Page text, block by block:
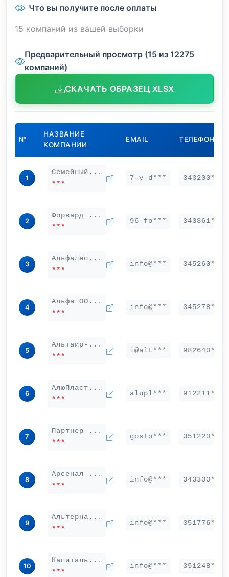
Что вы получите после оплаты
15 компаний из вашей выборки
Предварительный просмотр (15 из 12275
компаний)
СКАЧАТЬ ОБРАЗЕЦ XLSX
№
НАЗВАНИЕ
КОМПАНИИ
EMAIL ТЕЛЕФОН
1
Семейный...
***
7-y-d*** 343200***
2
Форвард ...
***
96-fo*** 343361***
3
Альфалес...
***
info@*** 345260***
4
Альфа ОО...
***
info@*** 345278***
5
Альтаир-...
***
i@alt*** 982640***
6
АлюПласт...
***
alupl*** 912211***
7
Партнер ...
***
gosto*** 351220***
8
Арсенал ...
***
info@*** 343300***
9
Альтерна...
***
info@*** 351776***
10
Капиталь...
***
info@*** 351248***